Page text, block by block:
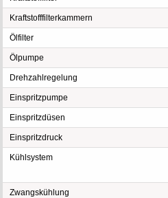
Kraftstofffilterkammern
Ölfilter
Ölpumpe
Drehzahlregelung
Einspritzpumpe
Einspritzdüsen
Einspritzdruck
Kühlsystem
Zwangskühlung